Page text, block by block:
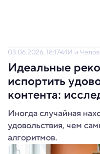
03.06.2026, 18:17 ИИ и
Идеальные
испортить
контента:
Иногда случайная
удовольствия, чем
алгоритмов.